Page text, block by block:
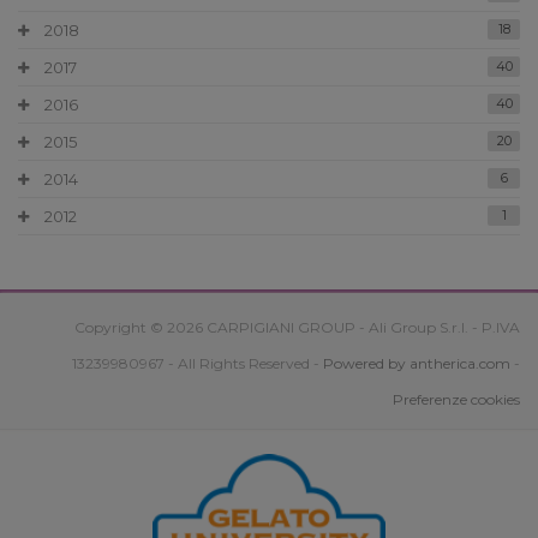
2018
18
2017 40
2016 40
2015 20
2014 6
2012 1
Copyright © 2026 CARPIGIANI GROUP - Ali Group S.r.l. - P.IVA
13239980967 - All Rights Reserved - Powered by antherica.com -
Preferenze cookies